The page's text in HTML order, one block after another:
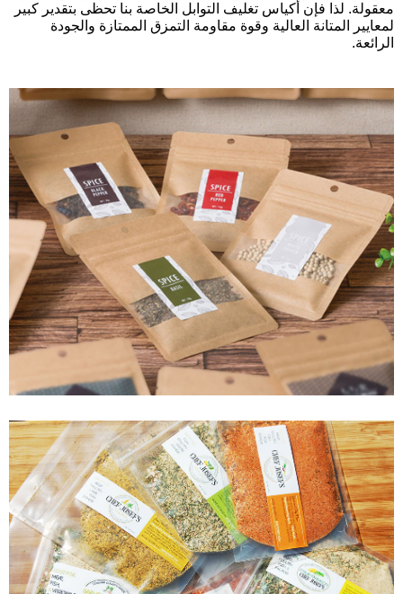
معقولة. لذا فإن أكياس تغليف التوابل الخاصة بنا تحظى بتقدير كبير
لمعايير المتانة العالية وقوة مقاومة التمزق الممتازة والجودة
الرائعة.